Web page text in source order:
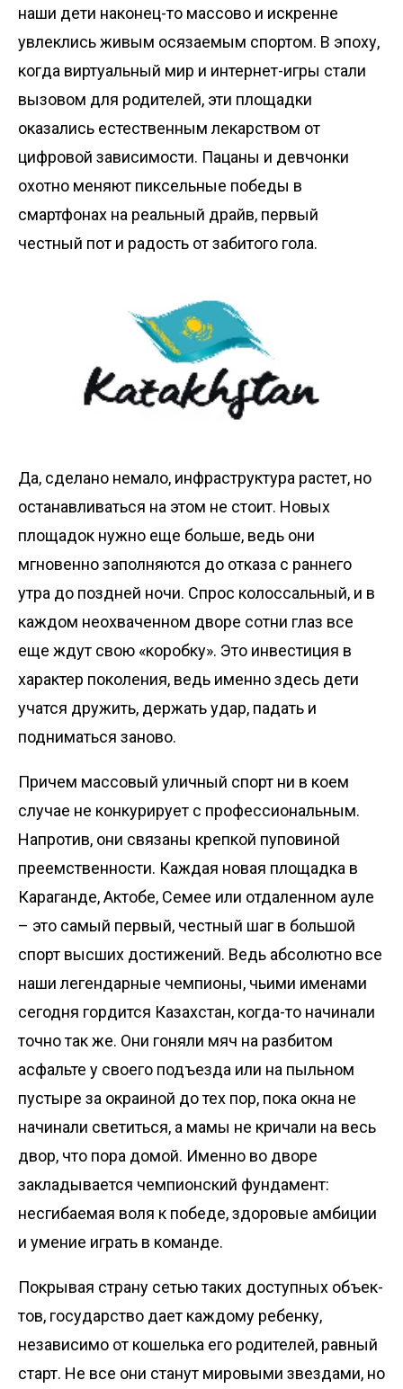
наши дети наконец-то массово и искренне
увлеклись живым осязаемым спортом. В эпоху,
когда виртуальный мир и интернет-игры стали
вызовом для родителей, эти площадки
оказались естественным лекарством от
цифровой зависимости. Пацаны и девчонки
охотно меняют пиксельные победы в
смартфонах на реальный драйв, первый
честный пот и радость от забитого гола.
Да, сделано немало, инфраструктура растет, но
останавливаться на этом не стоит. Новых
площадок нужно еще больше, ведь они
мгновенно заполняются до отказа с раннего
утра до поздней ночи. Спрос колоссальный, и в
каждом неохваченном дворе сотни глаз все
еще ждут свою «коробку». Это инвестиция в
характер поколения, ведь именно здесь дети
учатся дружить, держать удар, падать и
подниматься заново.
Причем массовый уличный спорт ни в коем
случае не конкурирует с профессиональным.
Напротив, они связаны крепкой пуповиной
преемст­венности. Каждая новая площадка в
Караганде, Актобе, Семее или отдаленном ауле
– это самый первый, честный шаг в большой
спорт высших достижений. Ведь абсолютно все
наши легендарные чемпионы, чьими именами
сегодня гордится Казахстан, когда-то начинали
точно так же. Они гоняли мяч на разбитом
асфальте у своего подъезда или на пыльном
пус­тыре за окраиной до тех пор, пока окна не
начинали светиться, а мамы не кричали на весь
двор, что пора домой. Именно во дворе
закладывается чемпионский фундамент:
несгибаемая воля к победе, здоровые амбиции
и умение играть в команде.
Покрывая страну сетью таких дос­тупных объек­
тов, государство дает каждому ребенку,
независимо от кошелька его родителей, равный
старт. Не все они станут мировыми звездами, но